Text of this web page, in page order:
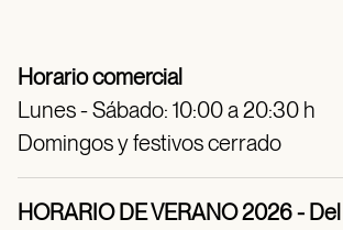
Horario comercial
Lunes - Sábado: 10:00 a 20:30 h
Domingos y festivos cerrado
HORARIO DE VERANO 2026 - Del